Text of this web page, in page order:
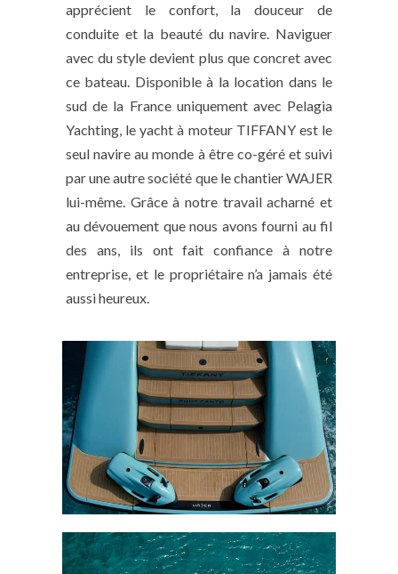
apprécient le confort, la douceur de
conduite et la beauté du navire. Naviguer
avec du style devient plus que concret avec
ce bateau. Disponible à la location dans le
sud de la France uniquement avec Pelagia
Yachting, le yacht à moteur TIFFANY est le
seul navire au monde à être co-géré et suivi
par une autre société que le chantier WAJER
lui-même. Grâce à notre travail acharné et
au dévouement que nous avons fourni au fil
des ans, ils ont fait confiance à notre
entreprise, et le propriétaire n’a jamais été
aussi heureux.